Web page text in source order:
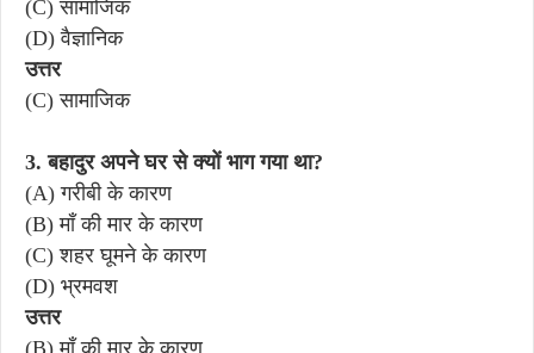
(C) सामाजिक
(D) वैज्ञानिक
उत्तर
(C) सामाजिक
3. बहादुर अपने घर से क्यों भाग गया था?
(A) गरीबी के कारण
(B) माँ की मार के कारण
(C) शहर घूमने के कारण
(D) भ्रमवश
उत्तर
(B) माँ की मार के कारण